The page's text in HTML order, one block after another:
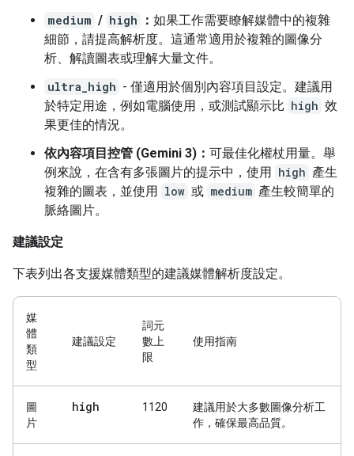
medium / high ： 如果工作需要瞭解媒體中的複雜
細節，請提高解析度。這通常適用於複雜的圖像分
析、解讀圖表或理解大量文件。
ultra_high - 僅適用於個別內容項目設定。建議用
於特定用途，例如電腦使用，或測試顯示比 high 效
果更佳的情況。
依內容項目控管 (Gemini 3)： 可最佳化權杖用量。舉
例來說，在含有多張圖片的提示中，使用 high 產生
複雜的圖表，並使用 low 或 medium 產生較簡單的
脈絡圖片。
建議設定
下表列出各支援媒體類型的建議媒體解析度設定。
媒
體
類
型
建議設定
詞元
數上
限
使用指南
圖
片
high 1120
建議用於大多數圖像分析工
作，確保最高品質。